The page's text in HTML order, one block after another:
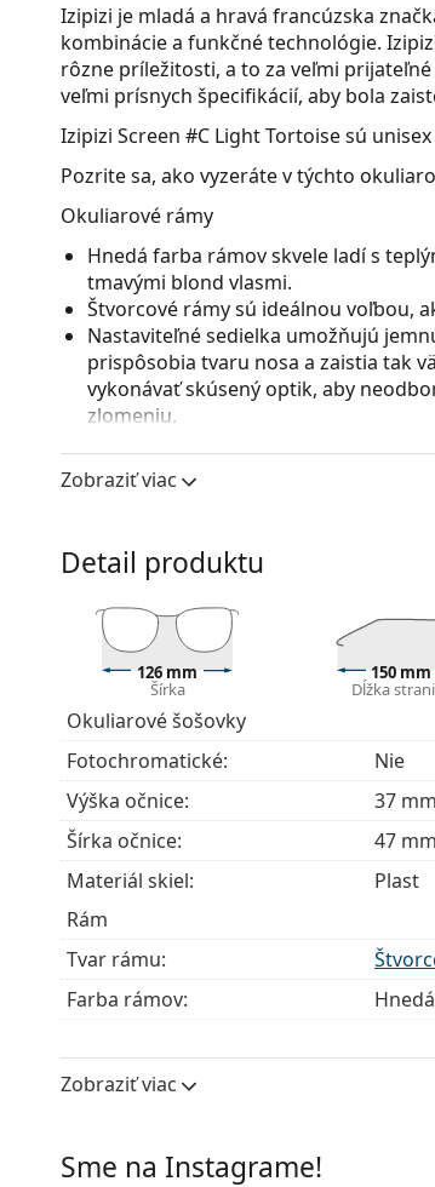
Izipizi je mladá a hravá francúzska
kombinácie a funkčné technológie.
rôzne príležitosti, a to za veľmi
veľmi prísnych špecifikácií, aby bola
Izipizi Screen #C Light Tortoisesú
Pozrite sa, ako vyzeráte v týchto
Okuliarové rámy
Hnedá farba rámov skvele ladí s
tmavými blond vlasmi.
Štvorcové rámy sú ideálnou voľbou,
Nastaviteľné sedielka umožňujú
prispôsobia tvaru nosa a zaistia tak
vykonávať skúsený optik, aby
zlomeniu.
pohodlnejšie nasadenie okuliarov.
správne nastavenie.
Zobraziť viac
Detail produktu
126 mm
Šírka
150 mm
Dĺžka
Okuliarové šošovky
Fotochromatické:
Nie
Výška očnice:
37 mm
Šírka očnice:
47 mm
Materiál skiel:
Plast
Rám
Tvar rámu:
Farba rámov:
Hnedá
Veľkosť:
Dĺžka stranice:
Zobraziť viac
Sme na Instagrame!